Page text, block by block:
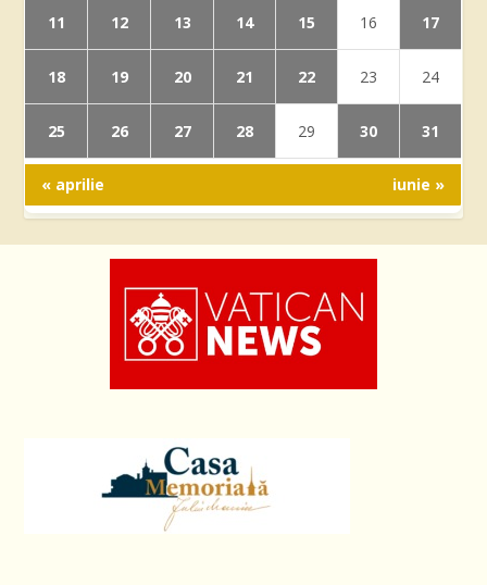
11 12 13 14 15 16 17
18 19 20 21 22 23 24
25 26 27 28 29 30 31
« aprilie iunie »